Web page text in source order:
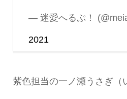
— 迷愛へるぷ！
2021
紫色担当の一ノ瀬うさぎ（